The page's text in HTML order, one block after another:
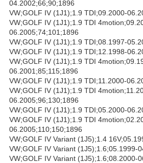
04.2002;66;90;1896
VW;GOLF IV (1J1);1.9 TDI;09.2000-
VW;GOLF IV (1J1);1.9 TDI
06.2005;74;101;1896
VW;GOLF IV (1J1);1.9 TDI;08.1997-
VW;GOLF IV (1J1);1.9 TDI;12.1998-
VW;GOLF IV (1J1);1.9 TDI
06.2001;85;115;1896
VW;GOLF IV (1J1);1.9 TDI;11.2000-
VW;GOLF IV (1J1);1.9 TDI
06.2005;96;130;1896
VW;GOLF IV (1J1);1.9 TDI;05.2000-
VW;GOLF IV (1J1);1.9 TDI
06.2005;110;150;1896
VW;GOLF IV Variant (1J5);1.4
VW;GOLF IV Variant (1J5);1.6;05.1999-
VW;GOLF IV Variant (1J5);1.6;08.2000-